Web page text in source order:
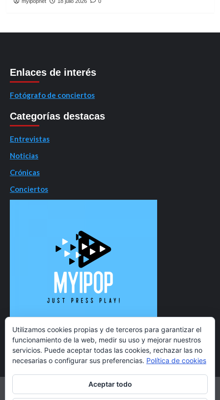
Enlaces de interés
Fotógrafo de conciertos
Categorías destacas
Entrevistas
Noticias
Crónicas
Conciertos
Utilizamos cookies propias y de terceros para garantizar el
funcionamiento de la web, medir su uso y mejorar nuestros
servicios. Puede aceptar todas las cookies, rechazar las no
necesarias o configurar sus preferencias. Política de cookies
Aceptar todo